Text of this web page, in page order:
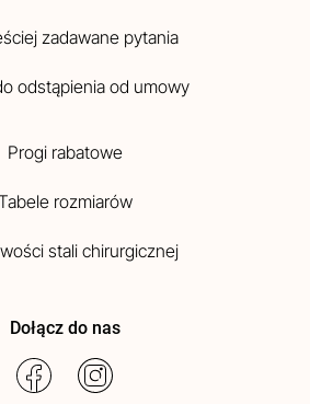
zadawane pytania
odstąpienia od umowy
Progi rabatowe
rozmiarów
stali chirurgicznej
Dołącz do nas